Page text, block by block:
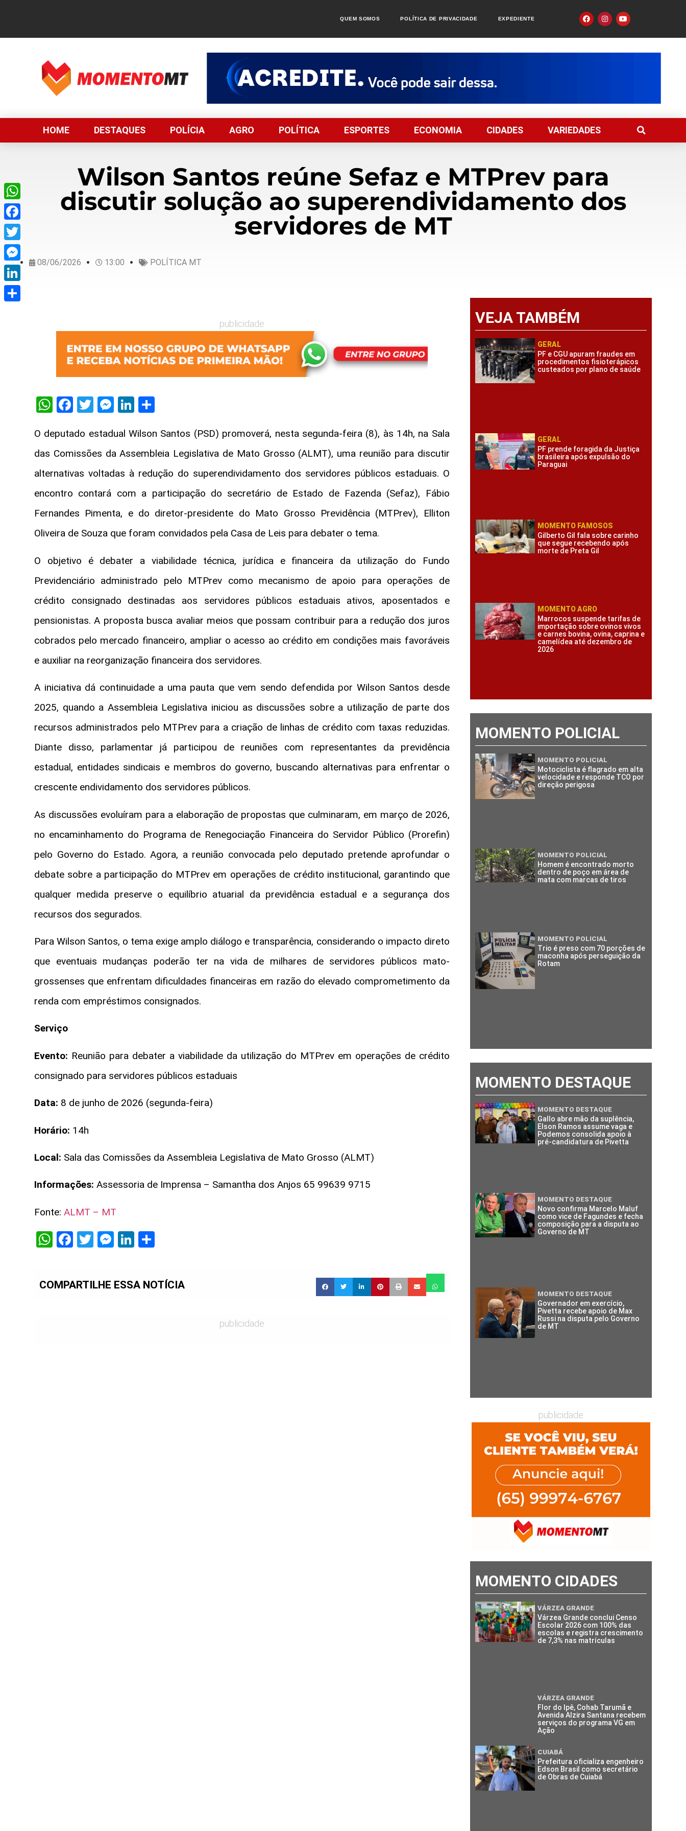
QUEM SOMOS POLÍTICA DE PRIVACIDADE EXPEDIENTE
HOME DESTAQUES POLÍCIA AGRO POLÍTICA ESPORTES ECONOMIA CIDADES VARIEDADES
Wilson Santos reúne Sefaz e MTPrev para
discutir solução ao superendividamento dos
servidores de MT
08/06/2026 13:00 POLÍTICA MT
publicidade
WhatsApp
Facebook
TwitterMessenger
LinkedIn
O deputado estadual Wilson Santos (PSD) promoverá, nesta segunda-feira (8), às 14h, na Sala
das Comissões da Assembleia Legislativa de Mato Grosso (ALMT), uma reunião para discutir
alternativas voltadas à redução do superendividamento dos servidores públicos estaduais. O
encontro contará com a participação do secretário de Estado de Fazenda (Sefaz), Fábio
Fernandes Pimenta, e do diretor-presidente do Mato Grosso Previdência (MTPrev), Elliton
Oliveira de Souza que foram convidados pela Casa de Leis para debater o tema.
O objetivo é debater a viabilidade técnica, jurídica e financeira da utilização do Fundo
Previdenciário administrado pelo MTPrev como mecanismo de apoio para operações de
crédito consignado destinadas aos servidores públicos estaduais ativos, aposentados e
pensionistas. A proposta busca avaliar meios que possam contribuir para a redução dos juros
cobrados pelo mercado financeiro, ampliar o acesso ao crédito em condições mais favoráveis
e auxiliar na reorganização financeira dos servidores.
A iniciativa dá continuidade a uma pauta que vem sendo defendida por Wilson Santos desde
2025, quando a Assembleia Legislativa iniciou as discussões sobre a utilização de parte dos
recursos administrados pelo MTPrev para a criação de linhas de crédito com taxas reduzidas.
Diante disso, parlamentar já participou de reuniões com representantes da previdência
estadual, entidades sindicais e membros do governo, buscando alternativas para enfrentar o
crescente endividamento dos servidores públicos.
As discussões evoluíram para a elaboração de propostas que culminaram, em março de 2026,
no encaminhamento do Programa de Renegociação Financeira do Servidor Público (Prorefin)
pelo Governo do Estado. Agora, a reunião convocada pelo deputado pretende aprofundar o
debate sobre a participação do MTPrev em operações de crédito institucional, garantindo que
qualquer medida preserve o equilíbrio atuarial da previdência estadual e a segurança dos
recursos dos segurados.
Para Wilson Santos, o tema exige amplo diálogo e transparência, considerando o impacto direto
que eventuais mudanças poderão ter na vida de milhares de servidores públicos mato-
grossenses que enfrentam dificuldades financeiras em razão do elevado comprometimento da
renda com empréstimos consignados.
Serviço
Evento: Reunião para debater a viabilidade da utilização do MTPrev em operações de crédito
consignado para servidores públicos estaduais
Data: 8 de junho de 2026 (segunda-feira)
Horário: 14h
Local: Sala das Comissões da Assembleia Legislativa de Mato Grosso (ALMT)
Informações: Assessoria de Imprensa – Samantha dos Anjos 65 99639 9715
Fonte: ALMT – MT
WhatsApp
Facebook
Twitter
Messenger
LinkedIn
COMPARTILHE ESSA NOTÍCIA
publicidade
VEJA TAMBÉM
GERAL
PF e CGU apuram fraudes em
procedimentos fisioterápicos
custeados por plano de saúde
GERAL
PF prende foragida da Justiça
brasileira após expulsão do
Paraguai
MOMENTO FAMOSOS
Gilberto Gil fala sobre carinho
que segue recebendo após
morte de Preta Gil
MOMENTO AGRO
Marrocos suspende tarifas de
importação sobre ovinos vivos
e carnes bovina, ovina, caprina e
camelídea até dezembro de
2026
MOMENTO POLICIAL
MOMENTO POLICIAL
Motociclista é flagrado em alta
velocidade e responde TCO por
direção perigosa
MOMENTO POLICIAL
Homem é encontrado morto
dentro de poço em área de
mata com marcas de tiros
MOMENTO POLICIAL
Trio é preso com 70 porções de
maconha após perseguição da
Rotam
MOMENTO DESTAQUE
MOMENTO DESTAQUE
Gallo abre mão da suplência,
Elson Ramos assume vaga e
Podemos consolida apoio à
pré-candidatura de Pivetta
MOMENTO DESTAQUE
Novo confirma Marcelo Maluf
como vice de Fagundes e fecha
composição para a disputa ao
Governo de MT
MOMENTO DESTAQUE
Governador em exercício,
Pivetta recebe apoio de Max
Russi na disputa pelo Governo
de MT
publicidade
MOMENTO CIDADES
VÁRZEA GRANDE
Várzea Grande conclui Censo
Escolar 2026 com 100% das
escolas e registra crescimento
de 7,3% nas matrículas
VÁRZEA GRANDE
Flor do Ipê, Cohab Tarumã e
Avenida Alzira Santana recebem
serviços do programa VG em
Ação
CUIABÁ
Prefeitura oficializa engenheiro
Edson Brasil como secretário
de Obras de Cuiabá
WhatsApp
Facebook
Twitter
Messenger
LinkedIn